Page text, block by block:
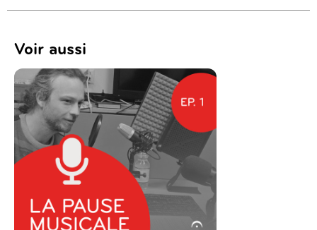
Voir aussi